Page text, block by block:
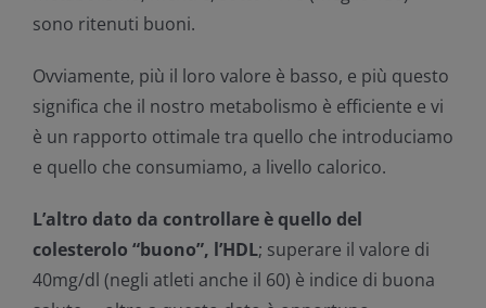
sono ritenuti buoni.
Ovviamente, più il loro valore è basso, e più questo
significa che il nostro metabolismo è efficiente e vi
è un rapporto ottimale tra quello che introduciamo
e quello che consumiamo, a livello calorico.
L’altro dato da controllare è quello del
colesterolo “buono”, l’HDL; superare il valore di
40mg/dl (negli atleti anche il 60) è indice di buona